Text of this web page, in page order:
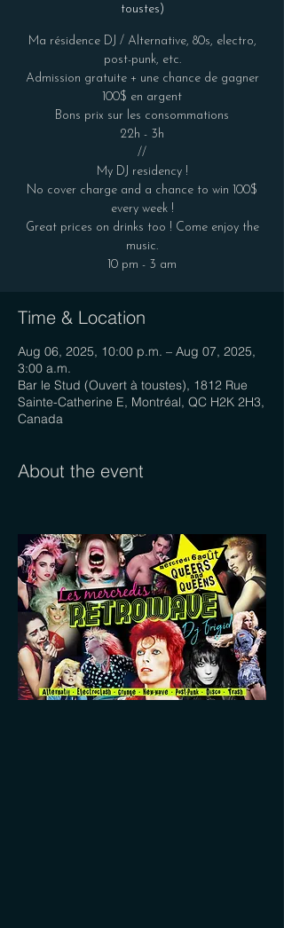
toustes)
Ma résidence DJ / Alternative, 80s, electro,
post-punk, etc.
Admission gratuite + une chance de gagner
100$ en argent
Bons prix sur les consommations
22h - 3h
//
My DJ residency !
No cover charge and a chance to win 100$
every week !
Great prices on drinks too ! Come enjoy the
music.
Time & Location
Aug 06, 2025, 10:00 p.m. – Aug 07, 2025,
3:00 a.m.
Bar le Stud (Ouvert à toustes), 1812 Rue
Sainte-Catherine E, Montréal, QC H2K 2H3,
Canada
About the event